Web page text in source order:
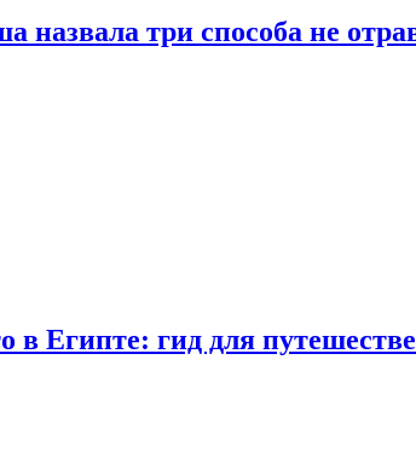
назвала три способа не
в Египте: гид для